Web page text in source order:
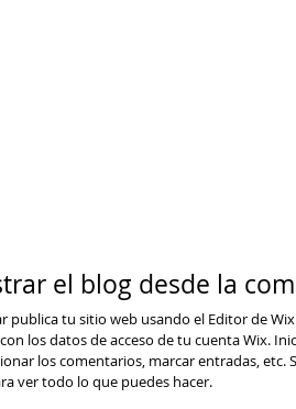
el blog desde la
publica tu sitio web usando el Editor de
los datos de acceso de tu cuenta Wix.
los comentarios, marcar entradas, etc.
ver todo lo que puedes hacer.